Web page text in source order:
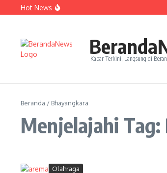
Lewati ke konten
Hot News
Janji Roberto Mancini usai Jadi
Kabar Terkini, Langsung di
Beranda / Bhayangkara
Menjelajahi
Olahraga